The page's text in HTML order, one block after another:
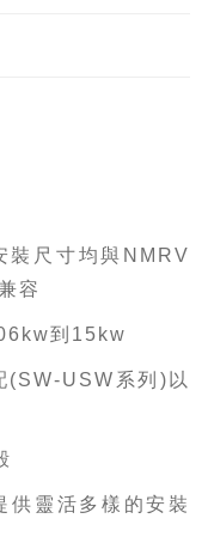
裝尺寸均與NMRV
容
到15kw
(SW-USW系列)以
供靈活多樣的安裝